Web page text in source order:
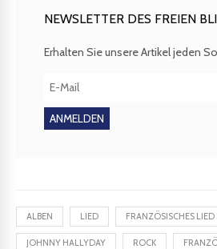
NEWSLETTER DES FREIEN
Erhalten Sie unsere Artikel jeden
ALBEN LIED FRANZÖSISCHES LIED
JOHNNY HALLYDAY ROCK